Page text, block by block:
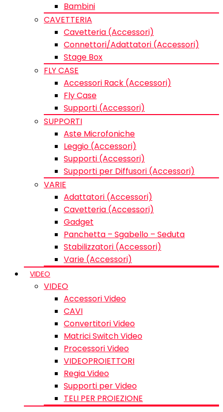
Bambini
CAVETTERIA
Cavetteria (Accessori)
Connettori/Adattatori (Accessori)
Stage Box
FLY CASE
Accessori Rack (Accessori)
Fly Case
Supporti (Accessori)
SUPPORTI
Aste Microfoniche
Leggio (Accessori)
Supporti (Accessori)
Supporti per Diffusori (Accessori)
VARIE
Adattatori (Accessori)
Cavetteria (Accessori)
Gadget
Panchetta – Sgabello – Seduta
Stabilizzatori (Accessori)
Varie (Accessori)
VIDEO
VIDEO
Accessori Video
CAVI
Convertitori Video
Matrici Switch Video
Processori Video
VIDEOPROIETTORI
Regia Video
Supporti per Video
TELI PER PROIEZIONE